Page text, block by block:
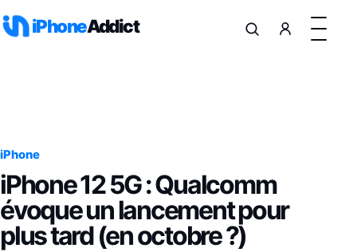
iPhoneAddict
iPhone
iPhone 12 5G : Qualcomm
évoque un lancement pour
plus tard (en octobre ?)